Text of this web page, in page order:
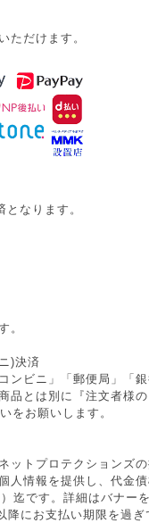
ただけます。
なります。
。
)決済
ンビニ」「郵便局」「
品とは別に『注文者様
をお願いします。
ットプロテクションズ
人情報を提供し、代金
迄です。詳細はバナー
にお支払い期限を過